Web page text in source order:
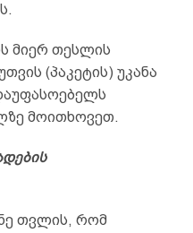
მიერ თესლის
(პაკეტის) უკანა
მოითხოვეთ.
თვლის, რომ